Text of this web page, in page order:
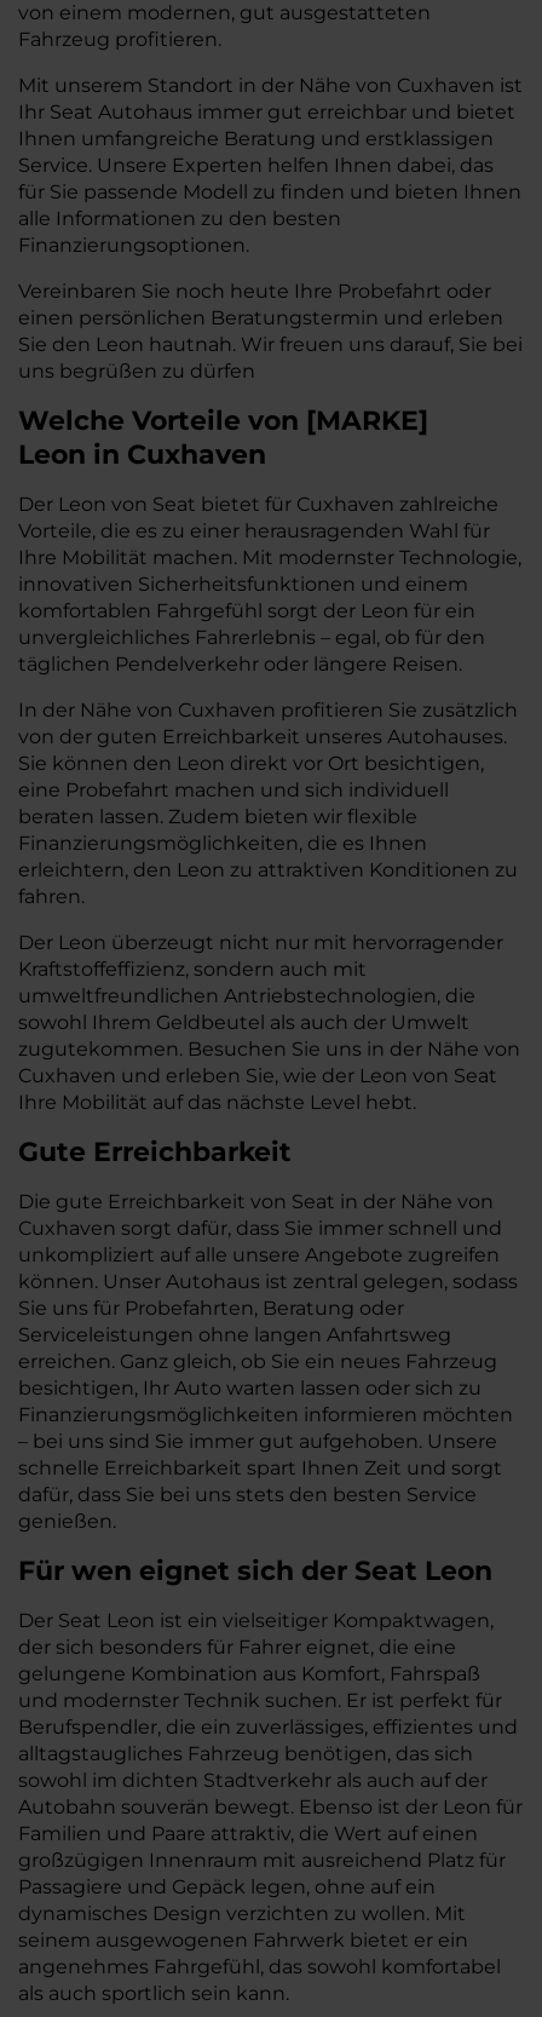
von einem modernen, gut ausgestatteten
Fahrzeug profitieren.
Mit unserem Standort in der Nähe von Cuxhaven ist
Ihr Seat Autohaus immer gut erreichbar und bietet
Ihnen umfangreiche Beratung und erstklassigen
Service. Unsere Experten helfen Ihnen dabei, das
für Sie passende Modell zu finden und bieten Ihnen
alle Informationen zu den besten
Finanzierungsoptionen.
Vereinbaren Sie noch heute Ihre Probefahrt oder
einen persönlichen Beratungstermin und erleben
Sie den Leon hautnah. Wir freuen uns darauf, Sie bei
uns begrüßen zu dürfen
Welche Vorteile von [MARKE]
Leon in Cuxhaven
Der Leon von Seat bietet für Cuxhaven zahlreiche
Vorteile, die es zu einer herausragenden Wahl für
Ihre Mobilität machen. Mit modernster Technologie,
innovativen Sicherheitsfunktionen und einem
komfortablen Fahrgefühl sorgt der Leon für ein
unvergleichliches Fahrerlebnis – egal, ob für den
täglichen Pendelverkehr oder längere Reisen.
In der Nähe von Cuxhaven profitieren Sie zusätzlich
von der guten Erreichbarkeit unseres Autohauses.
Sie können den Leon direkt vor Ort besichtigen,
eine Probefahrt machen und sich individuell
beraten lassen. Zudem bieten wir flexible
Finanzierungsmöglichkeiten, die es Ihnen
erleichtern, den Leon zu attraktiven Konditionen zu
fahren.
Der Leon überzeugt nicht nur mit hervorragender
Kraftstoffeffizienz, sondern auch mit
umweltfreundlichen Antriebstechnologien, die
sowohl Ihrem Geldbeutel als auch der Umwelt
zugutekommen. Besuchen Sie uns in der Nähe von
Cuxhaven und erleben Sie, wie der Leon von Seat
Ihre Mobilität auf das nächste Level hebt.
Gute Erreichbarkeit
Die gute Erreichbarkeit von Seat in der Nähe von
Cuxhaven sorgt dafür, dass Sie immer schnell und
unkompliziert auf alle unsere Angebote zugreifen
können. Unser Autohaus ist zentral gelegen, sodass
Sie uns für Probefahrten, Beratung oder
Serviceleistungen ohne langen Anfahrtsweg
erreichen. Ganz gleich, ob Sie ein neues Fahrzeug
besichtigen, Ihr Auto warten lassen oder sich zu
Finanzierungsmöglichkeiten informieren möchten
– bei uns sind Sie immer gut aufgehoben. Unsere
schnelle Erreichbarkeit spart Ihnen Zeit und sorgt
dafür, dass Sie bei uns stets den besten Service
genießen.
Für wen eignet sich der Seat Leon
Der Seat Leon ist ein vielseitiger Kompaktwagen,
der sich besonders für Fahrer eignet, die eine
gelungene Kombination aus Komfort, Fahrspaß
und modernster Technik suchen. Er ist perfekt für
Berufspendler, die ein zuverlässiges, effizientes und
alltagstaugliches Fahrzeug benötigen, das sich
sowohl im dichten Stadtverkehr als auch auf der
Autobahn souverän bewegt. Ebenso ist der Leon für
Familien und Paare attraktiv, die Wert auf einen
großzügigen Innenraum mit ausreichend Platz für
Passagiere und Gepäck legen, ohne auf ein
dynamisches Design verzichten zu wollen. Mit
seinem ausgewogenen Fahrwerk bietet er ein
angenehmes Fahrgefühl, das sowohl komfortabel
als auch sportlich sein kann.